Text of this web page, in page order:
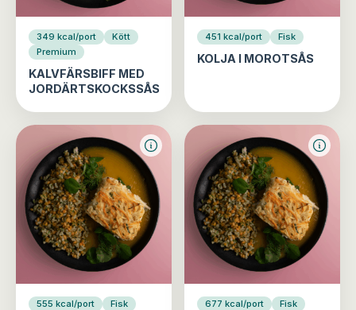
349 kcal/port
Kött
Premium
KALVFÄRSBIFF MED
JORDÄRTSKOCKSSÅS
451 kcal/port Fisk
KOLJA I MOROTSÅS
555 kcal/port
Fisk
677 kcal/port
Fisk